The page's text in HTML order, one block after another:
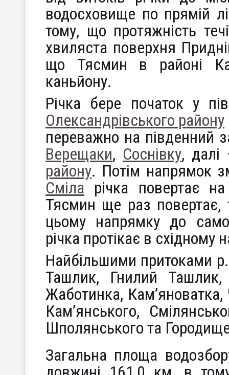
водосховище по прямій
тому, що протяжність
хвиляста поверхня
що Тясмин в районі
каньйону.
Річка бере початок у
Олександрівського району
переважно на південний
Верещаки, Соснівку,
району. Потім напрямок
Сміла річка повертає
Тясмин ще раз повертає,
цьому напрямку до
річка протікає в східному
Найбільшими притоками
Ташлик, Гнилий Ташлик,
Жаботинка, Кам’яноватка,
Кам’янського,
Шполянського та
Загальна площа